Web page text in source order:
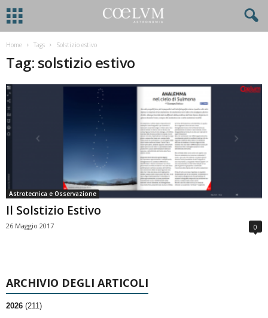
Home Tags Solstizio estivo
Tag: solstizio estivo
Astrotecnica e Osservazione
Il Solstizio Estivo
26 Maggio 2017 0
ARCHIVIO DEGLI ARTICOLI
2026 (211)